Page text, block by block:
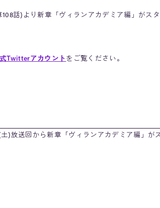
話)より新章「ヴィランアカデミア編」がス
Twitterアカウント をご覧ください。
)放送回から新章「ヴィランアカデミア編」が